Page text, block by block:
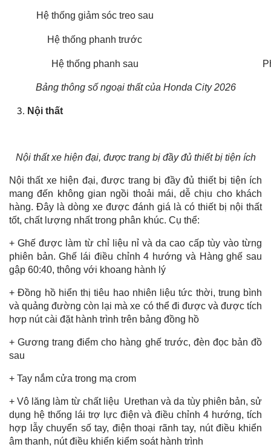
Hệ thống giảm sóc treo sau
Hệ thống phanh trước
Hệ thống phanh sau
Bảng thông số ngoại thất của Honda City 2026
Nội thất
Nội thất xe hiện đại, được trang bị đầy đủ thiết bị tiện ích
Nội thất xe hiện đại, được trang bị đầy đủ thiết bị tiện ích
mang đến không gian ngồi thoải mái, dễ chịu cho khách
hàng. Đây là dòng xe được đánh giá là có thiết bị nội thất
tốt, chất lượng nhất trong phân khúc. Cụ thể:
+ Ghế được làm từ chỉ liệu nỉ và da cao cấp tùy vào từng
phiên bản. Ghế lái điều chỉnh 4 hướng và Hàng ghế sau
gập 60:40, thông với khoang hành lý
+ Đồng hồ hiển thị tiêu hao nhiên liệu tức thời, trung bình
và quảng đường còn lại mà xe có thể đi được và được tích
hợp nút cài đặt hành trình trên bảng đồng hồ
+ Gương trang điểm cho hàng ghế trước, đèn đọc bản đồ
sau
+ Tay nắm cửa trong mạ crom
+ Vô lăng làm từ chất liệu Urethan và da tùy phiên bản, sử
dụng hệ thống lái trợ lực điện và điều chỉnh 4 hướng, tích
hợp lẫy chuyển số tay, điện thoại rãnh tay, nút điều khiển
âm thanh, nút điều khiển kiểm soát hành trình